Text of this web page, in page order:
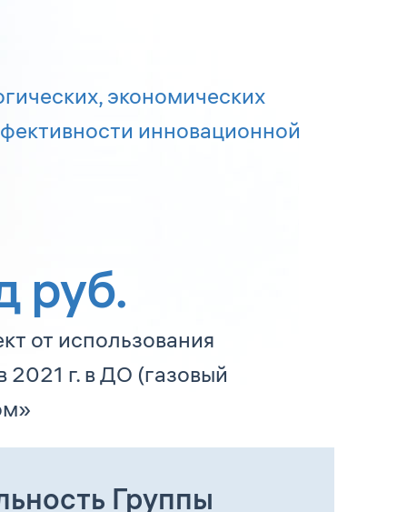
экономических
инновационной
руб.
от использования
г. в ДО (газовый
Группы